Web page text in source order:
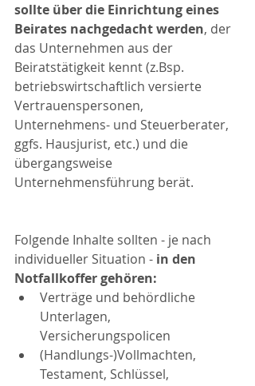
sollte über die Einrichtung eines
Beirates nachgedacht werden, der
das Unternehmen aus der
Beiratstätigkeit kennt (z.Bsp.
betriebswirtschaftlich versierte
Vertrauenspersonen,
Unternehmens- und Steuerberater,
ggfs. Hausjurist, etc.) und die
übergangsweise
Unternehmensführung berät.
Folgende Inhalte sollten - je nach
individueller Situation - in den
Notfallkoffer gehören:
Verträge und behördliche
Unterlagen,
Versicherungspolicen
(Handlungs-)Vollmachten,
Testament, Schlüssel,